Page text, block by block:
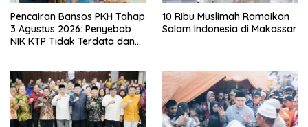
Pencairan Bansos PKH Tahap
3 Agustus 2026: Penyebab
NIK KTP Tidak Terdata dan
10 Ribu Muslimah Ramaikan
Salam Indonesia di Makassar